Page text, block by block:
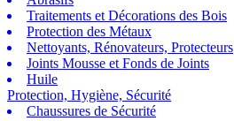
Traitements et Décorations des Bois
Protection des Métaux
Nettoyants, Rénovateurs, Protecteurs
Joints Mousse et Fonds de Joints
Huile
Protection, Hygiène, Sécurité
Chaussures de Sécurité